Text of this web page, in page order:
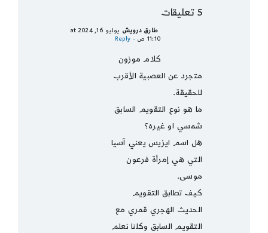
5 تعليقات
طارق درويش
يوليو 16, 2024 at
11:10 ص
- Reply
كلام موزون
متجرد عن العصبية الأقرب
للحقيقة.
ما هو نوع التقويم السابق
شمسي او غيره؟
هل اسم ايزيس يعني آسيا
التي هي إمرأة فرعون
موسى.
كيف تطابق التقويم
الحديث الهجري قمري مع
التقويم السابق وكلنا نعلم